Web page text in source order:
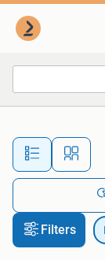
Filters